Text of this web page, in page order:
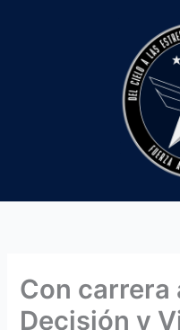
Con carrera
Decisión y